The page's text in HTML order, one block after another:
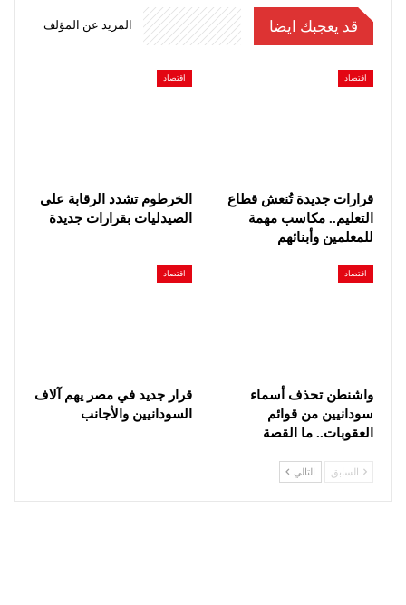
قد يعجبك ايضا المزيد عن المؤلف
اقتصاد
قرارات جديدة تُنعش قطاع
التعليم.. مكاسب مهمة
للمعلمين وأبنائهم
اقتصاد
الخرطوم تشدد الرقابة على
الصيدليات بقرارات جديدة
اقتصاد
واشنطن تحذف أسماء
سودانيين من قوائم
العقوبات.. ما القصة
اقتصاد
قرار جديد في مصر يهم آلاف
السودانيين والأجانب
السابق التالي